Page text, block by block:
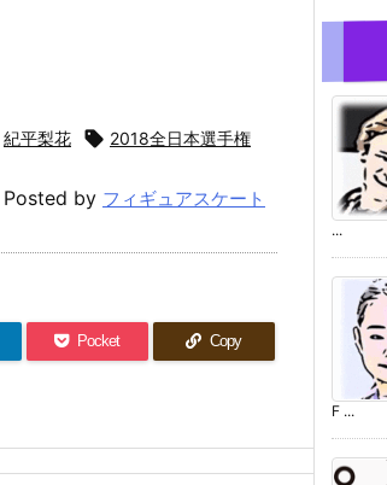
紀平梨花  2018全日本選手権
Posted by フィギュアスケート
Pocket Copy
...
F ...